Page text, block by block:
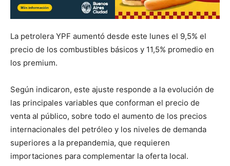
La petrolera YPF aumentó desde este lunes el 9,5% el
precio de los combustibles básicos y 11,5% promedio en
los premium.
Según indicaron, este ajuste responde a la evolución de
las principales variables que conforman el precio de
venta al público, sobre todo el aumento de los precios
internacionales del petróleo y los niveles de demanda
superiores a la prepandemia, que requieren
importaciones para complementar la oferta local.